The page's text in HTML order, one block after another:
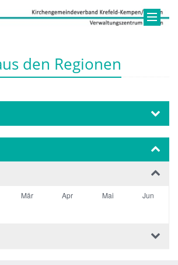
den Regionen
Mär Apr Mai
Jun